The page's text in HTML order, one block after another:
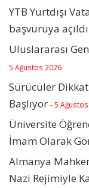
YTB Yurtdışı
başvuruya
Uluslararası
5 Ağustos 2026
Sürücüler
Başlıyor - 5
Üniversite
İmam Olarak
Almanya
Nazi Rejimiyle